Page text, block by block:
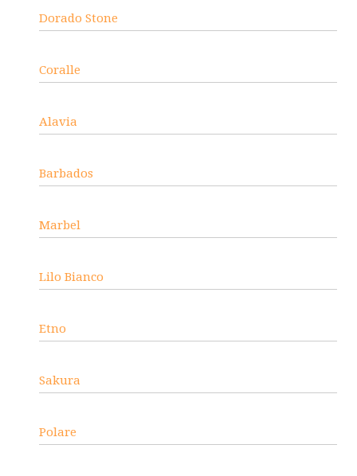
Dorado Stone
Coralle
Alavia
Barbados
Marbel
Lilo Bianco
Etno
Sakura
Polare